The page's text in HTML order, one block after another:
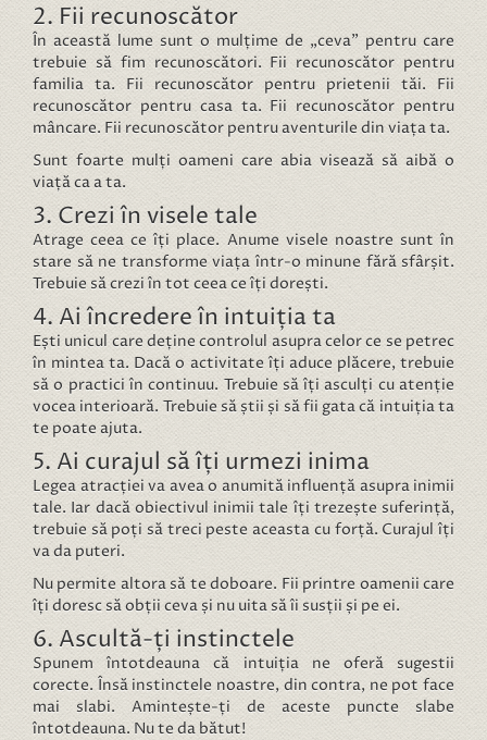
2. Fii recunoscător
În această lume sunt o mulțime de „ceva” pentru care
trebuie să fim recunoscători. Fii recunoscător pentru
familia ta. Fii recunoscător pentru prietenii tăi. Fii
recunoscător pentru casa ta. Fii recunoscător pentru
mâncare. Fii recunoscător pentru aventurile din viața ta.
Sunt foarte mulți oameni care abia visează să aibă o
viață ca a ta.
3. Crezi în visele tale
Atrage ceea ce îți place. Anume visele noastre sunt în
stare să ne transforme viața într-o minune fără sfârșit.
Trebuie să crezi în tot ceea ce îți dorești.
4. Ai încredere în intuiția ta
Ești unicul care deține controlul asupra celor ce se petrec
în mintea ta. Dacă o activitate îți aduce plăcere, trebuie
să o practici în continuu. Trebuie să îți asculți cu atenție
vocea interioară. Trebuie să știi și să fii gata că intuiția ta
te poate ajuta.
5. Ai curajul să îți urmezi inima
Legea atracției va avea o anumită influență asupra inimii
tale. Iar dacă obiectivul inimii tale îți trezește suferință,
trebuie să poți să treci peste aceasta cu forță. Curajul îți
va da puteri.
Nu permite altora să te doboare. Fii printre oamenii care
îți doresc să obții ceva și nu uita să îi susții și pe ei.
6. Ascultă-ți instinctele
Spunem întotdeauna că intuiția ne oferă sugestii
corecte. Însă instinctele noastre, din contra, ne pot face
mai slabi. Amintește-ți de aceste puncte slabe
întotdeauna. Nu te da bătut!